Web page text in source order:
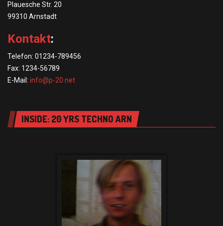
Plauesche Str. 20
99310 Arnstadt
Kontakt:
Telefon: 01234-789456
Fax: 1234-56789
E-Mail: info@p-20.net
INSIDE: 20 YRS TECHNO ARN